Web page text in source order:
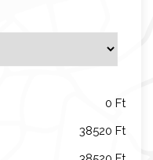
0 Ft
38520 Ft